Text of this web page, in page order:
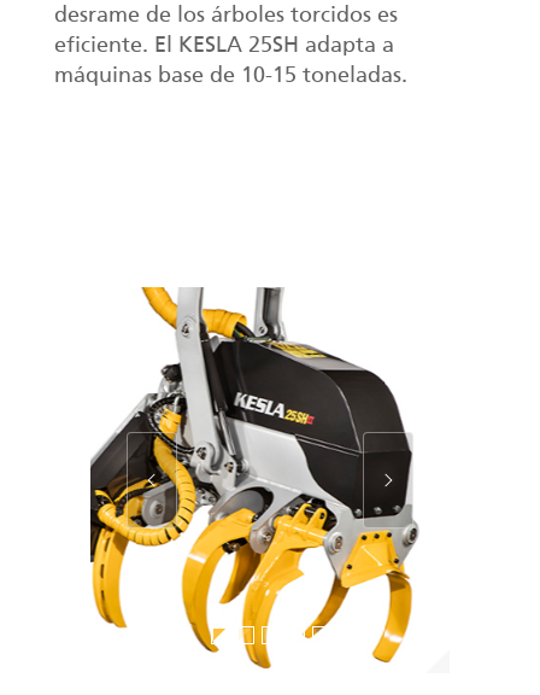
desrame de los árboles torcidos es
eficiente. El KESLA 25SH adapta a
máquinas base de 10-15 toneladas.